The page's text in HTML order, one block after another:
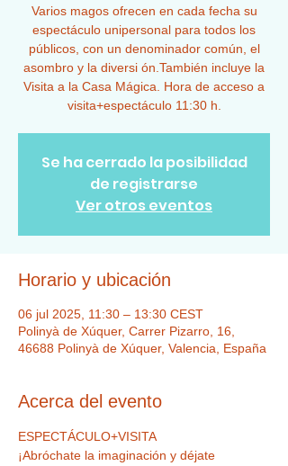
Varios magos ofrecen en cada fecha su
espectáculo unipersonal para todos los
públicos, con un denominador común, el
asombro y la diversi ón.También incluye la
Visita a la Casa Mágica. Hora de acceso a
visita+espectáculo 11:30 h.
Se ha cerrado la posibilidad
de registrarse
Ver otros eventos
Horario y ubicación
06 jul 2025, 11:30 – 13:30 CEST
Polinyà de Xúquer, Carrer Pizarro, 16,
46688 Polinyà de Xúquer, Valencia, España
Acerca del evento
ESPECTÁCULO+VISITA
¡Abróchate la imaginación y déjate